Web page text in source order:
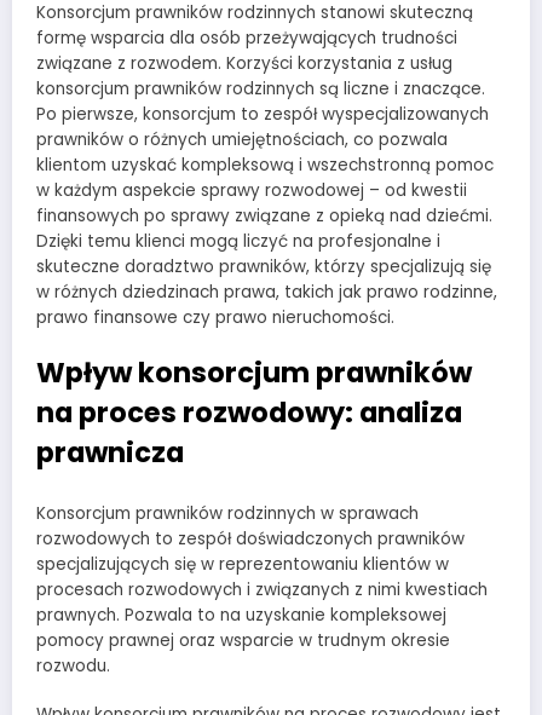
Konsorcjum prawników rodzinnych stanowi skuteczną
formę wsparcia dla osób przeżywających trudności
związane z rozwodem. Korzyści korzystania z usług
konsorcjum prawników rodzinnych są liczne i znaczące.
Po pierwsze, konsorcjum to zespół wyspecjalizowanych
prawników o różnych umiejętnościach, co pozwala
klientom uzyskać kompleksową i wszechstronną pomoc
w każdym aspekcie sprawy rozwodowej – od kwestii
finansowych po sprawy związane z opieką nad dziećmi.
Dzięki temu klienci mogą liczyć na profesjonalne i
skuteczne doradztwo prawników, którzy specjalizują się
w różnych dziedzinach prawa, takich jak prawo rodzinne,
prawo finansowe czy prawo nieruchomości.
Wpływ konsorcjum prawników
na proces rozwodowy: analiza
prawnicza
Konsorcjum prawników rodzinnych w sprawach
rozwodowych to zespół doświadczonych prawników
specjalizujących się w reprezentowaniu klientów w
procesach rozwodowych i związanych z nimi kwestiach
prawnych. Pozwala to na uzyskanie kompleksowej
pomocy prawnej oraz wsparcie w trudnym okresie
rozwodu.